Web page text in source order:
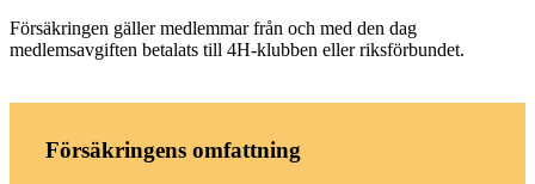
Försäkringen gäller medlemmar från och med den dag
medlemsavgiften betalats till 4H-klubben eller riksförbundet.
Försäkringens omfattning